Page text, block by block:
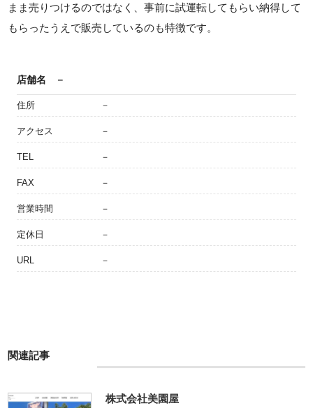
まま売りつけるのではなく、事前に試運転してもらい納得して
もらったうえで販売しているのも特徴です。
店舗名 －
住所 －
アクセス －
TEL －
FAX －
営業時間 －
定休日 －
URL －
関連記事
株式会社美園屋